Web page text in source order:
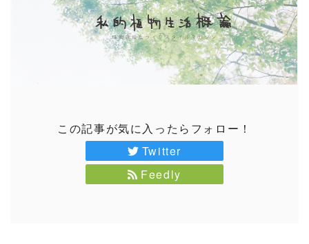
この記事が気に入ったらフォロー！
Twitter
Feedly